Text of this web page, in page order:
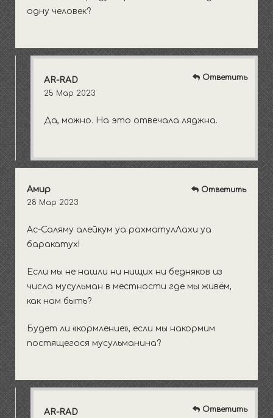
одну человек?
AR-RAD
25 Мар 2023
Да, можно. На это отвечала ляджна.
Ответить
Амир
28 Мар 2023
Ас-Саляму алейкум уа рахматулЛахи уа
баракатух!
Если мы не нашли ни нищих ни бедняков из
числа мусульман в местности где мы живём,
как нам быть?
Будет ли «кормление», если мы накормим
постящегося мусульманина?
Ответить
AR-RAD Ответить